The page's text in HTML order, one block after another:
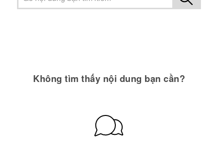
Không tìm thấy nội dung bạn cần?